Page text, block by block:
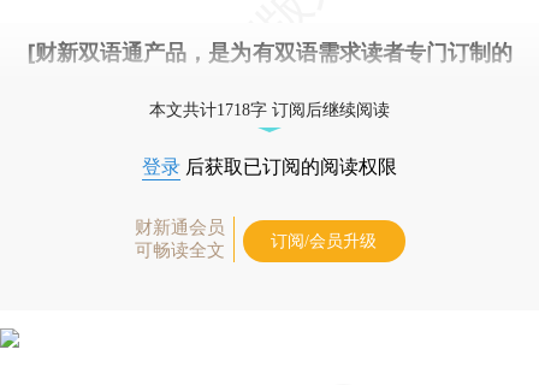
[财新双语通产品，是为有双语需求读者专门订制的
本文共计1718字 订阅后继续阅读
登录 后获取已订阅的阅读权限
财新通会员
可畅读全文
订阅/会员升级